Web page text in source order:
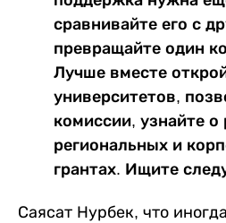
сравнивайте его с
превращайте один
Лучше вместе
университетов,
комиссии, узнайте о
региональных и
грантах. Ищите
Саясат Нурбек, что